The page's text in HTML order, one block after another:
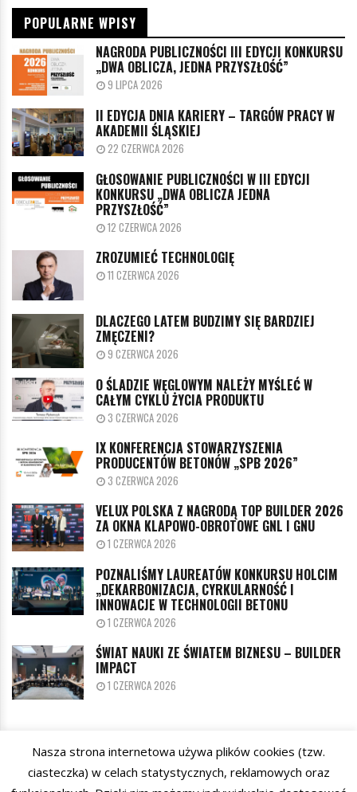
POPULARNE WPISY
NAGRODA PUBLICZNOŚCI III EDYCJI KONKURSU
„DWA OBLICZA, JEDNA PRZYSZŁOŚĆ”
9 LIPCA 2026
II EDYCJA DNIA KARIERY – TARGÓW PRACY W
AKADEMII ŚLĄSKIEJ
22 CZERWCA 2026
GŁOSOWANIE PUBLICZNOŚCI W III EDYCJI
KONKURSU „DWA OBLICZA JEDNA
PRZYSZŁOŚĆ”
12 CZERWCA 2026
ZROZUMIEĆ TECHNOLOGIĘ
11 CZERWCA 2026
DLACZEGO LATEM BUDZIMY SIĘ BARDZIEJ
ZMĘCZENI?
9 CZERWCA 2026
O ŚLADZIE WĘGLOWYM NALEŻY MYŚLEĆ W
CAŁYM CYKLU ŻYCIA PRODUKTU
3 CZERWCA 2026
IX KONFERENCJA STOWARZYSZENIA
PRODUCENTÓW BETONÓW „SPB 2026”
3 CZERWCA 2026
VELUX POLSKA Z NAGRODĄ TOP BUILDER 2026
ZA OKNA KLAPOWO-OBROTOWE GNL I GNU
1 CZERWCA 2026
POZNALIŚMY LAUREATÓW KONKURSU HOLCIM
„DEKARBONIZACJA, CYRKULARNOŚĆ I
INNOWACJE W TECHNOLOGII BETONU
1 CZERWCA 2026
ŚWIAT NAUKI ZE ŚWIATEM BIZNESU – BUILDER
IMPACT
1 CZERWCA 2026
KATEGORIE
Nasza strona internetowa używa plików cookies (tzw.
ciasteczka) w celach statystycznych, reklamowych oraz